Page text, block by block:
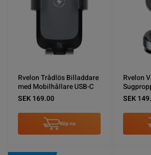
Rvelon Trådlös Billaddare
med Mobilhållare USB-C
SEK 169.00
Köp nu
Rvelon
Mobil
SEK